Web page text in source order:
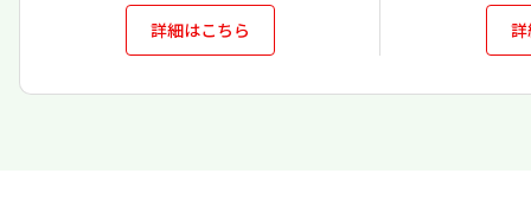
詳細はこちら